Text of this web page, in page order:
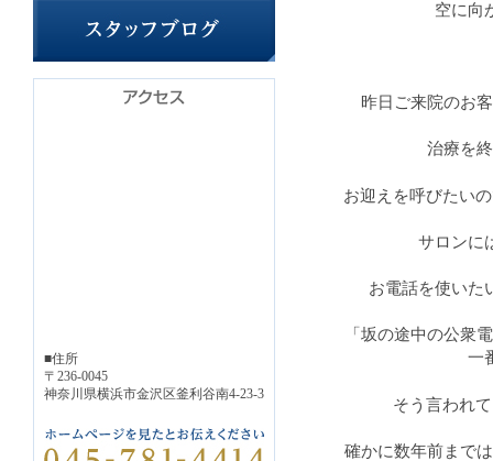
空に向
昨日ご来院のお
治療を
お迎えを呼びたい
サロンに
お電話を使いた
「坂の途中の公衆
一
そう言われ
確かに数年前まで
■住所
〒236-0045
神奈川県横浜市金沢区釜利谷南4-23-3